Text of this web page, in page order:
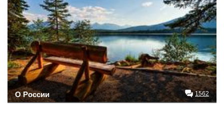
О России 1562